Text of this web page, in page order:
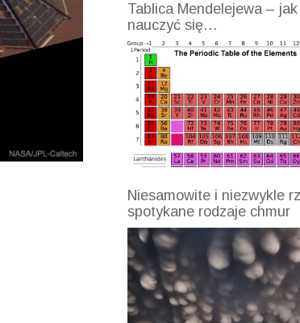
Tablica Mendelejewa –
nauczyć się…
Niesamowite i niezwykle
spotykane rodzaje chmur